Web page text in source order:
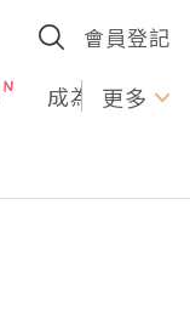
會員登記
成為U更多